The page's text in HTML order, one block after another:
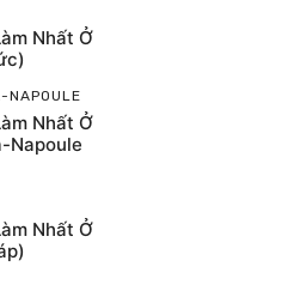
Nhất Ở
NAPOULE
Nhất Ở
Napoule
Nhất Ở